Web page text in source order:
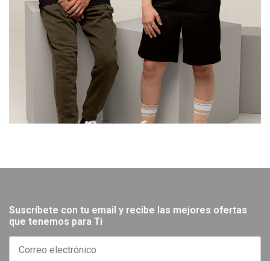
Suscríbete con tu email y recibe las mejores ofertas
que tenemos para Ti